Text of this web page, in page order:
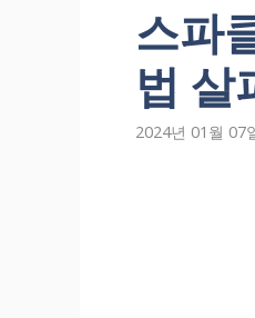
스파
법 살
2024년 01월 07